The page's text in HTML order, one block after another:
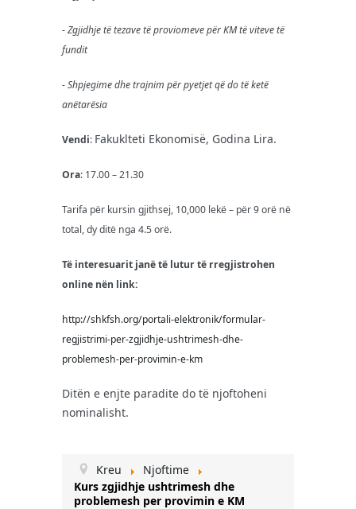
- Zgjidhje të tezave të proviomeve për KM të viteve të
fundit
- Shpjegime dhe trajnim për pyetjet që do të ketë
anëtarësia
Vendi: Fakuklteti Ekonomisë, Godina Lira.
Ora: 17.00 – 21.30
Tarifa për kursin gjithsej, 10,000 lekë – për 9 orë në
total, dy ditë nga 4.5 orë.
Të interesuarit janë të lutur të rregjistrohen
online nën link:
http://shkfsh.org/portali-elektronik/formular-
regjistrimi-per-zgjidhje-ushtrimesh-dhe-
problemesh-per-provimin-e-km
Ditën e enjte paradite do të njoftoheni
nominalisht.
Kreu
Njoftime
Kurs zgjidhje ushtrimesh dhe
problemesh per provimin e KM